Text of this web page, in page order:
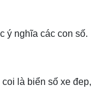
ý nghĩa các con số.
là biển số xe đep,